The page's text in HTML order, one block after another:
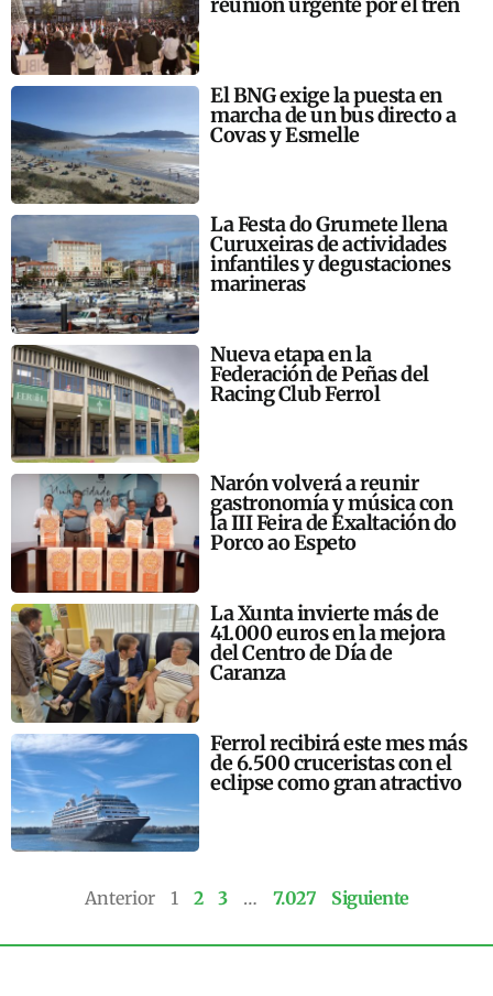
El BNG exige la puesta en
marcha de un bus directo a
Covas y Esmelle
La Festa do Grumete llena
Curuxeiras de actividades
infantiles y degustaciones
marineras
Nueva etapa en la
Federación de Peñas del
Racing Club Ferrol
Narón volverá a reunir
gastronomía y música con
la III Feira de Exaltación do
Porco ao Espeto
La Xunta invierte más de
41.000 euros en la mejora
del Centro de Día de
Caranza
Ferrol recibirá este mes más
de 6.500 cruceristas con el
eclipse como gran atractivo
Anterior 1 2 3 … 7.027 Siguiente